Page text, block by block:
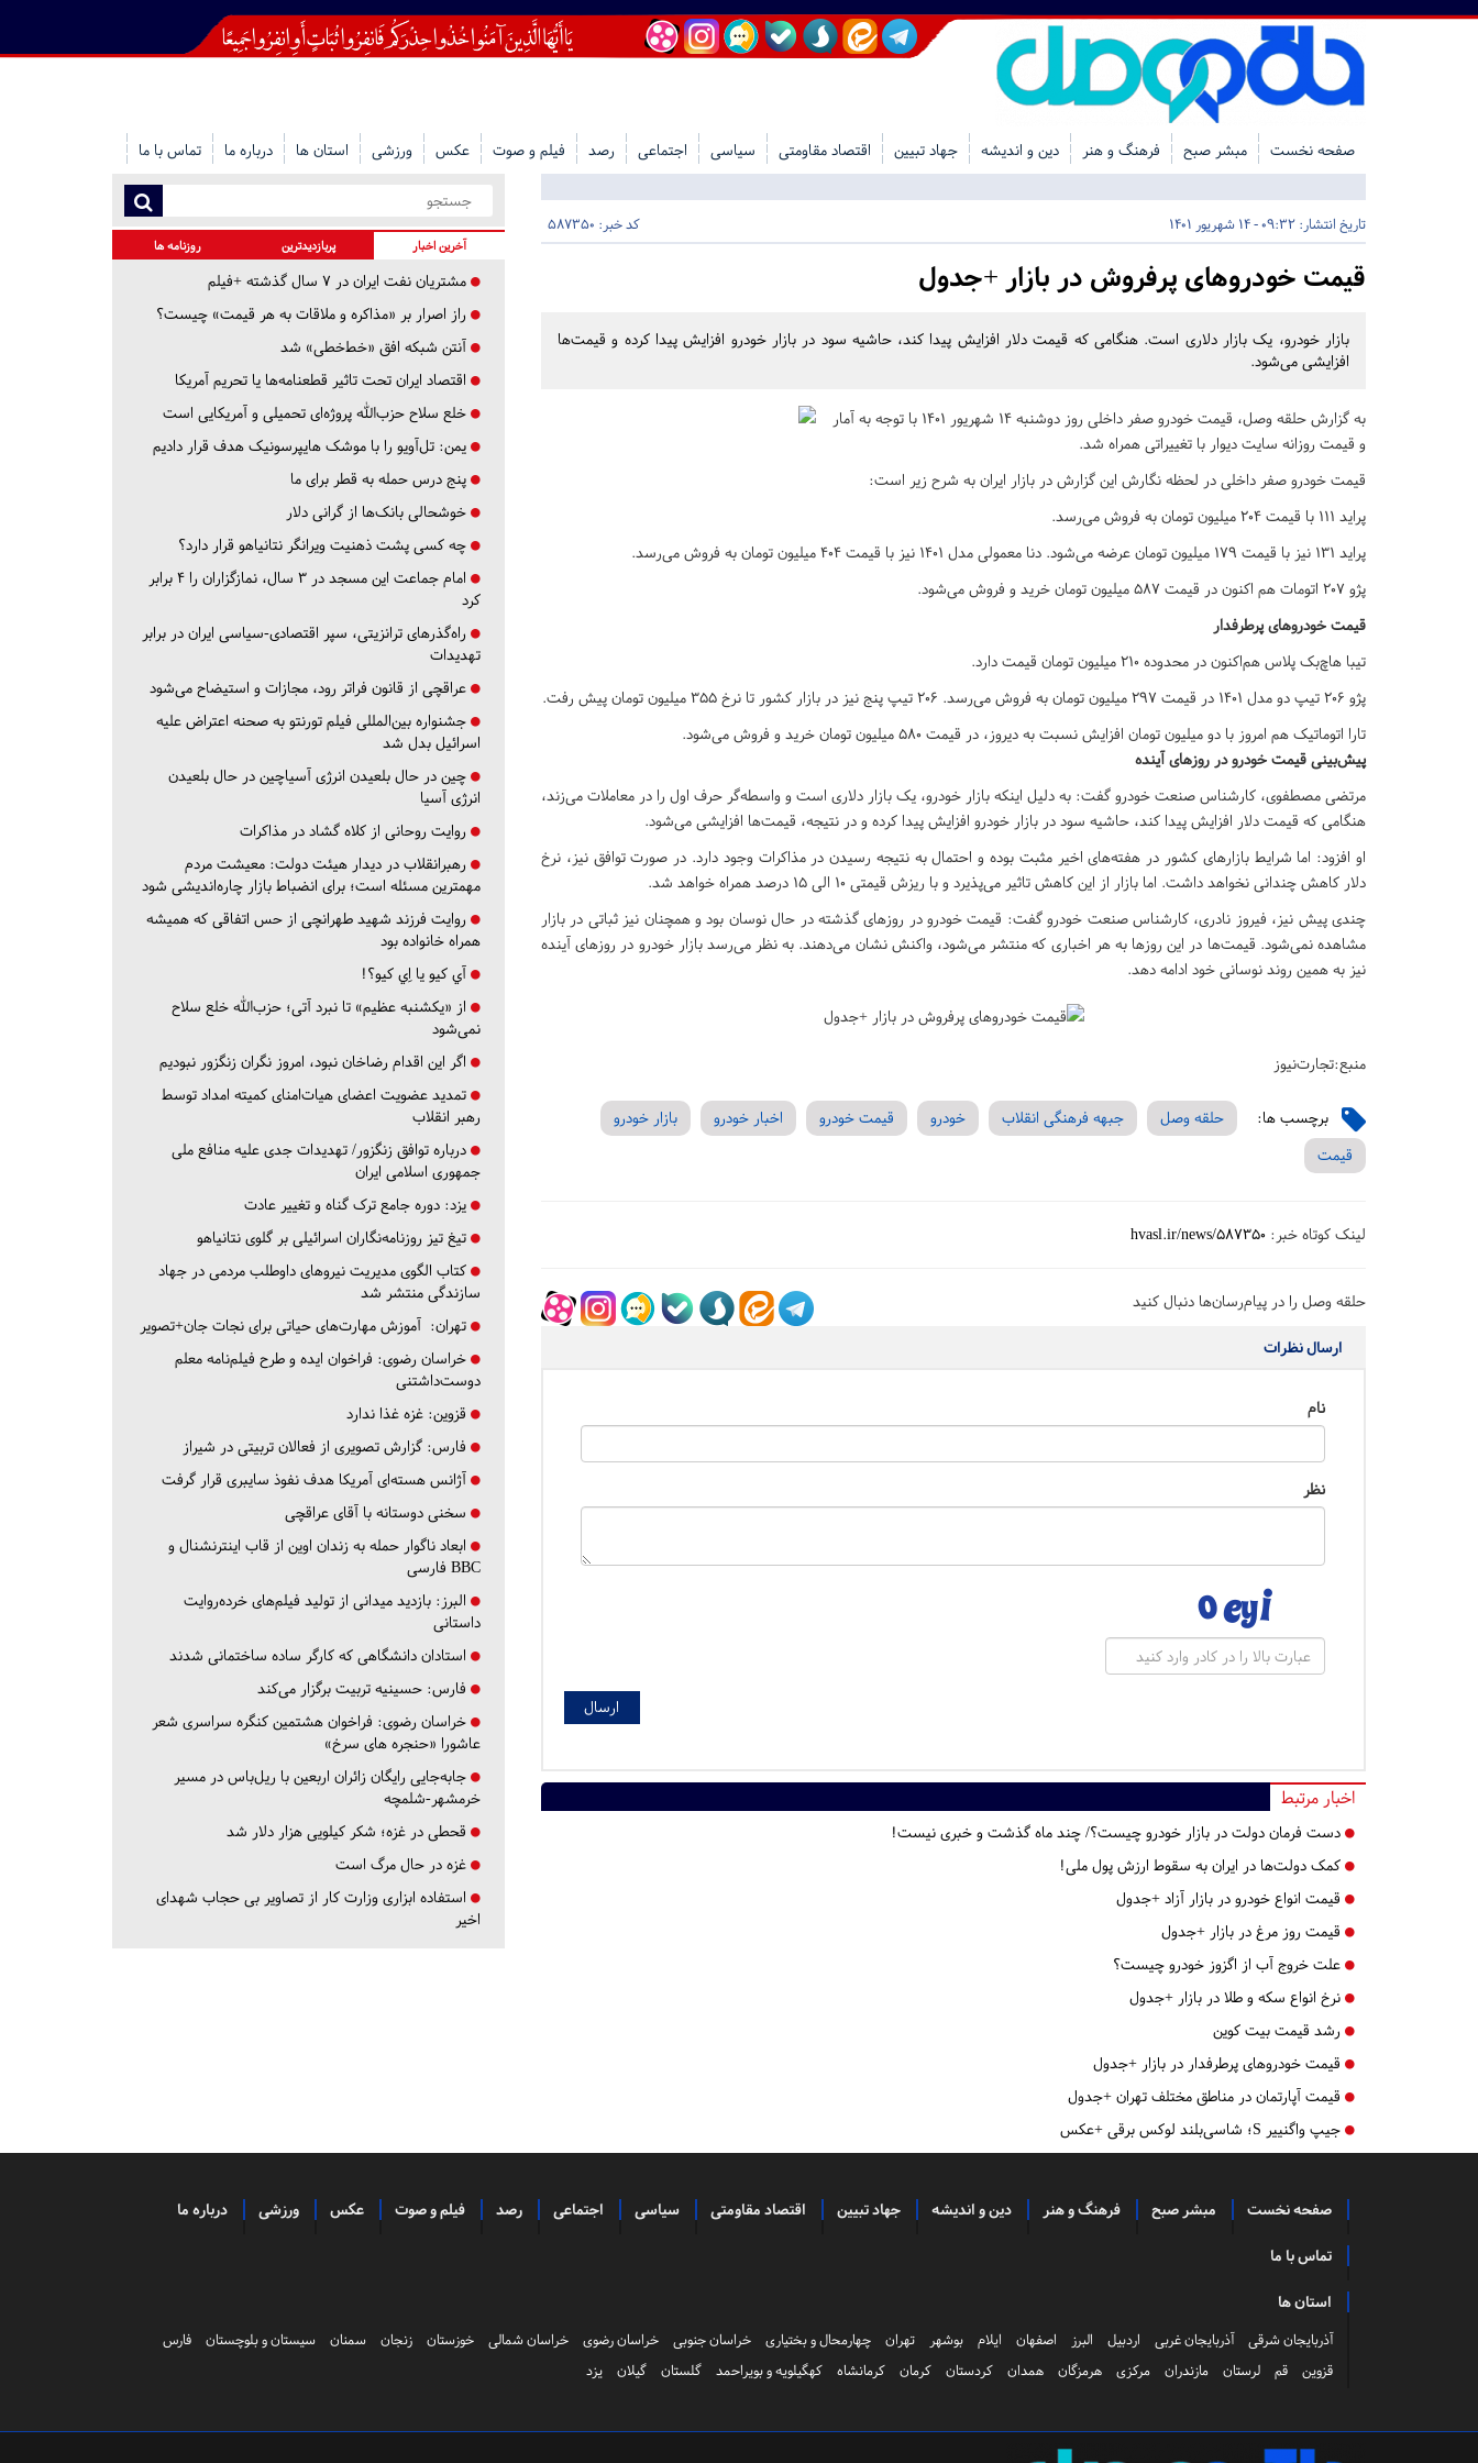
صفحه نخست مبشر صبح فرهنگ و هنر دین و اندیشه جهاد تبیین اقتصاد مقاومتی سیاسی اجتماعی رصد فیلم و صوت عکس ورزشی استان ها درباره ما تماس با ما
تاریخ انتشار: 09:32 - 14 شهریور 1401 کد خبر: 587350
قیمت خودروهای پرفروش در بازار +جدول
بازار خودرو، یک بازار دلاری است. هنگامی که قیمت دلار افزایش پیدا کند، حاشیه سود در بازار خودرو افزایش پیدا کرده و قیمت‌ها
افزایشی می‌شود.
به گزارش حلقه وصل، قیمت خودرو صفر داخلی روز دوشنبه ۱۴ شهریور ۱۴۰۱ با توجه به آمار
و قیمت روزانه سایت دیوار با تغییراتی همراه شد.
قیمت خودرو صفر داخلی در لحظه نگارش این گزارش در بازار ایران به شرح زیر است:
پراید ۱۱۱ با قیمت ۲۰۴ میلیون تومان به فروش می‌رسد.
پراید ۱۳۱ نیز با قیمت ۱۷۹ میلیون تومان عرضه می‌شود. دنا معمولی مدل ۱۴۰۱ نیز با قیمت ۴۰۴ میلیون تومان به فروش می‌رسد.
پژو ۲۰۷ اتومات هم اکنون در قیمت ۵۸۷ میلیون تومان خرید و فروش می‌شود.
قیمت خودروهای پرطرفدار
تیبا هاچ‌بک‌ پلاس هم‌اکنون در محدوده ۲۱۰ میلیون تومان قیمت دارد.
پژو ۲۰۶ تیپ دو مدل ۱۴۰۱ در قیمت ۲۹۷ میلیون تومان به فروش می‌رسد. ۲۰۶ تیپ پنج نیز در بازار کشور تا نرخ ۳۵۵ میلیون تومان پیش رفت.
تارا اتوماتیک هم امروز با دو میلیون تومان افزایش نسبت به دیروز، در قیمت ۵۸۰ میلیون تومان خرید و فروش می‌شود.
پیش‌بینی قیمت خودرو در روزهای آینده
مرتضی مصطفوی، کارشناس صنعت خودرو گفت: به دلیل اینکه بازار خودرو، یک بازار دلاری است و واسطه‌گر حرف اول را در معاملات می‌زند،
هنگامی که قیمت دلار افزایش پیدا کند، حاشیه سود در بازار خودرو افزایش پیدا کرده و در نتیجه، قیمت‌ها افزایشی می‌شود.
او افزود: اما شرایط بازارهای کشور در هفته‌های اخیر مثبت بوده و احتمال به نتیجه رسیدن در مذاکرات وجود دارد. در صورت توافق نیز، نرخ
دلار کاهش چندانی نخواهد داشت. اما بازار از این کاهش تاثیر می‌پذیرد و با ریزش قیمتی ۱۰ الی ۱۵ درصد همراه خواهد شد.
چندی پیش نیز، فیروز نادری، کارشناس صنعت خودرو گفت: قیمت خودرو در روزهای گذشته در حال نوسان بود و همچنان نیز ثباتی در بازار
مشاهده نمی‌شود. قیمت‌ها در این روزها به هر اخباری که منتشر می‌شود، واکنش نشان می‌دهند. به نظر می‌رسد بازار خودرو در روزهای آینده
نیز به همین روند نوسانی خود ادامه دهد.
منبع:تجارت‌نیوز
برچسب ها: حلقه وصل جبهه فرهنگی انقلاب خودرو قیمت خودرو اخبار خودرو
بازار خودرو
قیمت
لینک کوتاه خبر: hvasl.ir/news/587350
حلقه وصل را در پیام‌رسان‌ها دنبال کنید
ارسال نظرات
نام
نظر
اخبار مرتبط
دست فرمان دولت در بازار خودرو چیست؟/ چند ماه گذشت و خبری نیست!
کمک دولت‌ها در ایران به سقوط ارزش پول ملی!
قیمت انواع خودرو در بازار آزاد +جدول
قیمت روز مرغ در بازار +جدول
علت خروج آب از اگزوز خودرو چیست؟
نرخ انواع سکه و طلا در بازار +جدول
رشد قیمت بیت کوین
قیمت خودروهای پرطرفدار در بازار +جدول
قیمت آپارتمان در مناطق مختلف تهران +جدول
جیپ واگنییر S؛ شاسی‌بلند لوکس برقی +عکس
آخرین اخبار پربازدیدترین روزنامه ها
مشتریان نفت ایران در ۷ سال گذشته +فیلم
راز اصرار بر «مذاکره و ملاقات به هر قیمت» چیست؟
آنتن شبکه افق «خط‌خطی» شد
اقتصاد ایران تحت تاثیر قطعنامه‌ها یا تحریم‌ آمریکا
خلع سلاح حزب‌الله پروژه‌ای تحمیلی و آمریکایی است
یمن: تل‌آویو را با موشک هایپرسونیک هدف قرار دادیم
پنج درس‌ حمله به قطر برای ما
خوشحالی بانک‌ها از گرانی دلار
چه کسی پشت ذهنیت ویرانگر نتانیاهو قرار دارد؟
امام جماعت این مسجد در ۳ سال، نمازگزاران را ۴ برابر
کرد
راه‌گذرهای ترانزیتی، سپر اقتصادی-سیاسی ایران در برابر
تهدیدات
عراقچی از قانون فراتر رود، مجازات و استیضاح می‌شود
جشنواره بین‌المللی فیلم تورنتو به صحنه اعتراض علیه
اسرائیل بدل شد
چین در حال بلعیدن انرژی آسیاچین در حال بلعیدن
انرژی آسیا
روایت روحانی از کلاه گشاد در مذاکرات
رهبرانقلاب در دیدار هیئت دولت: معیشت مردم
مهمترین مسئله است؛ برای انضباط بازار چاره‌اندیشی شود
روایت فرزند شهید طهرانچی از حس اتفاقی که همیشه
همراه خانواده بود
آي كيو يا اِي كيو؟!
از «یکشنبه عظیم» تا نبرد آتی؛ حزب‌الله خلع سلاح
نمی‌شود
اگر این اقدام رضاخان نبود، امروز نگران زنگزور نبودیم
تمدید عضویت اعضای هیات‌امنای کمیته امداد توسط
رهبر انقلاب
درباره توافق زنگزور/ تهدیدات جدی علیه منافع ملی
جمهوری اسلامی ایران
یزد: دوره جامع ترک گناه و تغییر عادت
تیغ تیز روزنامه‌نگاران اسرائیلی بر گلوی نتانیاهو
کتاب الگوی مدیریت نیروهای داوطلب مردمی در جهاد
سازندگی منتشر شد
تهران: آموزش مهارت‌های حیاتی برای نجات جان+تصویر
خراسان رضوی: فراخوان ایده و طرح فیلم‌نامه معلم
دوست‌داشتنی
قزوین: غزه غذا ندارد
فارس: گزارش تصویری از فعالان تربیتی در شیراز
آژانس هسته‌ای آمریکا هدف نفوذ سایبری قرار گرفت
سخنی دوستانه با آقای عراقچی
ابعاد ناگوار حمله به زندان اوین از قاب اینترنشنال و
BBC فارسی
البرز: بازدید میدانی از تولید فیلم‌های خرده‌روایت
داستانی
استادان دانشگاهی که کارگر ساده ساختمانی شدند
فارس: حسینیه تربیت برگزار می‌کند
خراسان رضوی: فراخوان هشتمین کنگره سراسری شعر
عاشورا «حنجره های سرخ»
جابه‌جایی رایگان زائران اربعین با ریل‌باس در مسیر
خرمشهر-شلمچه
قحطی در غزه؛ شکر کیلویی هزار دلار شد
غزه در حال مرگ است
استفاده ابزاری وزارت کار از تصاویر بی حجاب شهدای
اخیر
صفحه نخست مبشر صبح فرهنگ و هنر دین و اندیشه جهاد تبیین اقتصاد مقاومتی سیاسی اجتماعی رصد فیلم و صوت عکس ورزشی درباره ما
تماس با ما
استان ها
آذربایجان شرقی آذربایجان غربی اردبیل البرز اصفهان ایلام بوشهر تهران چهارمحال و بختیاری خراسان جنوبی خراسان رضوی خراسان شمالی خوزستان زنجان سمنان سیستان و بلوچستان
فارس
قزوین
قم لرستان مازندران مرکزی هرمزگان همدان کردستان کرمان کرمانشاه کهگیلویه و بویراحمد گلستان گیلان یزد